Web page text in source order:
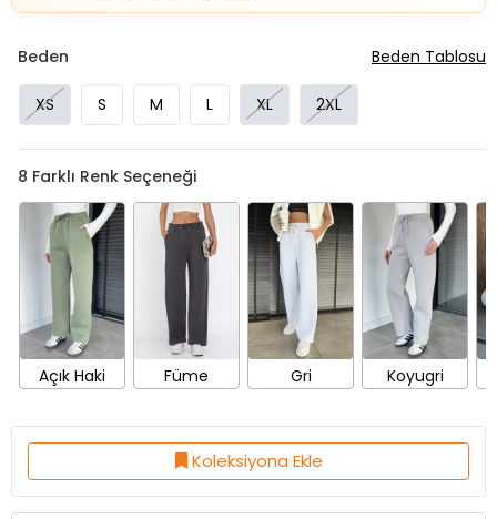
Beden
XS S M L XL 2XL
Beden Tablosu
8 Farklı Renk Seçeneği
Açık Haki Füme Gri Koyugri
Koleksiyona Ekle